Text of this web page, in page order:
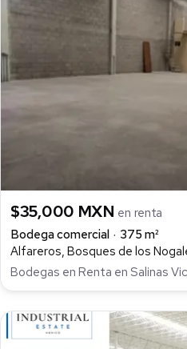
$35,000 MXN en renta
Bodega comercial
375 m²
Alfareros, Bosques de los
Bodegas en Renta en Salinas